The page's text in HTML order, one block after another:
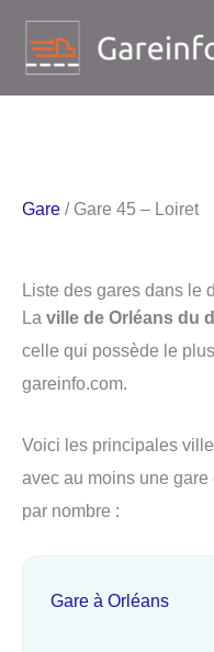
contenu
Gare / Gare 45 – Loiret
Liste des gares dans le
La ville de Orléans du
celle qui possède le
gareinfo.com.
Voici les principales
avec au moins une
par nombre :
Gare à Orléans